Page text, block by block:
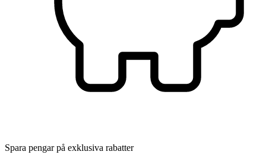
Spara pengar på exklusiva rabatter